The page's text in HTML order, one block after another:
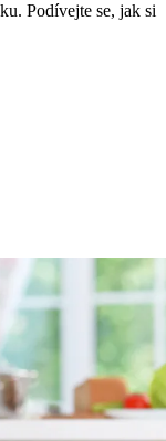
Podívejte se, jak si